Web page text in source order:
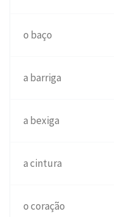
o baço
a barriga
a bexiga
a cintura
o coração